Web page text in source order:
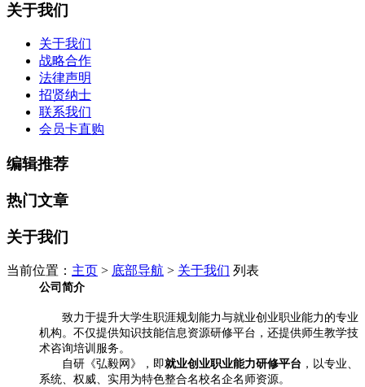
关于我们
关于我们
战略合作
法律声明
招贤纳士
联系我们
会员卡直购
编辑推荐
热门文章
关于我们
当前位置： 主页 > 底部导航 > 关于我们 列表
公司简介
致力于提升大学生职涯规划能力与就业创业职业能力的专业
机构。不仅提供知识技能信息资源研修平台，还提供师生教学技
术咨询培训服务。
自研《弘毅网》，即就业创业职业能力研修平台 ， 以专业、
系统、权威、实用为特色整合名校名企名师资源。